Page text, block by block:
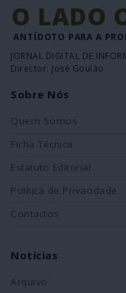
O LADO
ANTÍDOTO PARA A
JORNAL DIGITAL DE
Director: José Goulão
Sobre Nós
Quem Somos
Ficha Técnica
Estatuto Editorial
Política de Privacidade
Contactos
Notícias
Arquivo